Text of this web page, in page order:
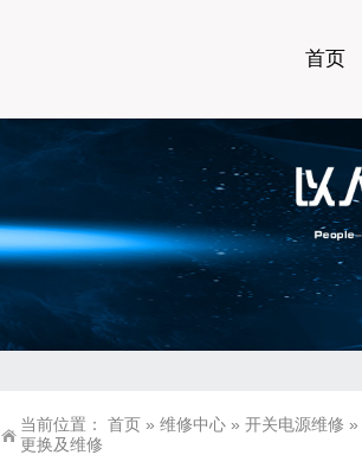
首页
当前位置： 首页 » 维修中心 » 开关电源维修 »
更换及维修